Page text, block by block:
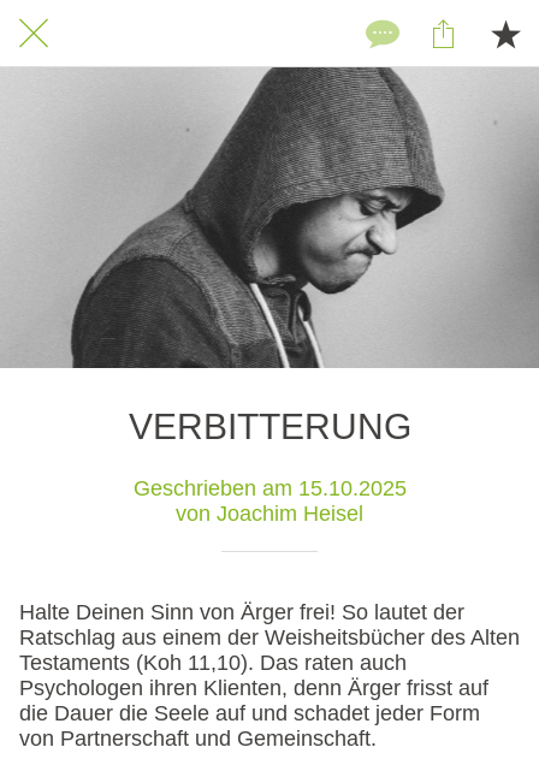
VERBITTERUNG
Geschrieben am 15.10.2025
von Joachim Heisel
Halte Deinen Sinn von Ärger frei! So lautet der
Ratschlag aus einem der Weisheitsbücher des Alten
Testaments (Koh 11,10). Das raten auch
Psychologen ihren Klienten, denn Ärger frisst auf
die Dauer die Seele auf und schadet jeder Form
von Partnerschaft und Gemeinschaft.